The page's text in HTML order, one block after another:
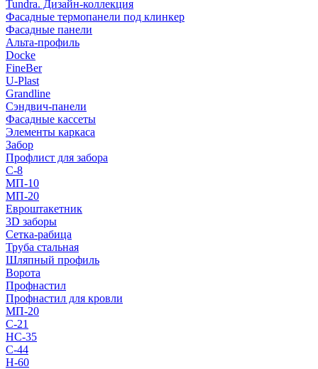
Tundra. Дизайн-коллекция
Фасадные термопанели под клинкер
Фасадные панели
Альта-профиль
Docke
FineBer
U-Plast
Grandline
Сэндвич-панели
Фасадные кассеты
Элементы каркаса
Забор
Профлист для забора
С-8
МП-10
МП-20
Евроштакетник
3D заборы
Сетка-рабица
Труба стальная
Шляпный профиль
Ворота
Профнастил
Профнастил для кровли
МП-20
С-21
НС-35
С-44
Н-60